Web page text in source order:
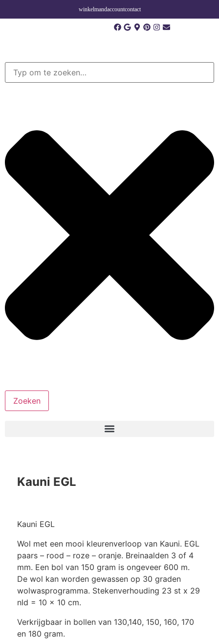
winkelmandaccountcontact
Zoeken
Kauni EGL
Kauni EGL
Wol met een mooi kleurenverloop van Kauni. EGL
paars – rood – roze – oranje. Breinaalden 3 of 4
mm. Een bol van 150 gram is ongeveer 600 m.
De wol kan worden gewassen op 30 graden
wolwasprogramma. Stekenverhouding 23 st x 29
nld = 10 x 10 cm.
Verkrijgbaar in bollen van 130,140, 150, 160, 170
en 180 gram.